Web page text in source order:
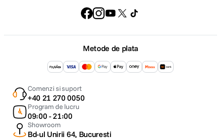
Metode de plata
Comenzi si suport
+40 21 270 0050
Program de lucru
09:00 - 21:00
Showroom
Bd-ul Unirii 64, Bucuresti